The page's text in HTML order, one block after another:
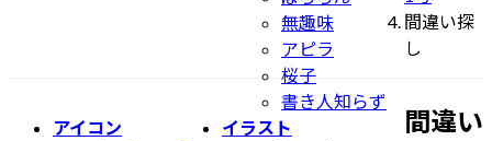
無趣味
アピラ
桜子
書き人知らず
アイコン
イラスト
間違い探
し
間違い